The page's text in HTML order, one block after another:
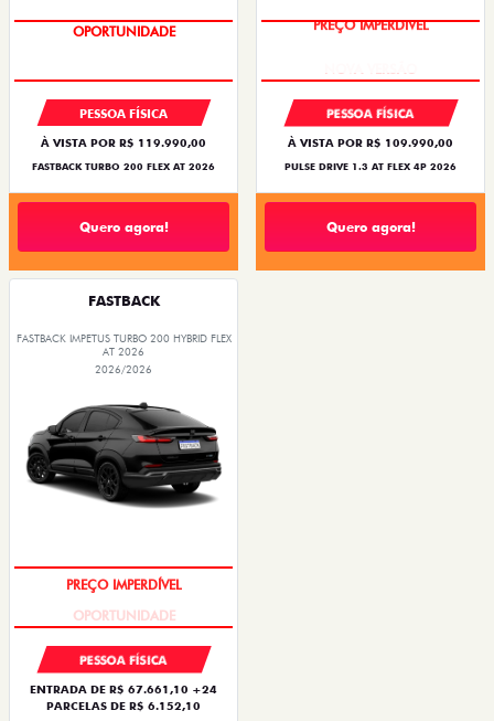
OPORTUNIDADE
PESSOA FÍSICA
À VISTA POR R$ 119.990,00
FASTBACK TURBO 200 FLEX AT 2026
Quero agora!
PREÇO IMPERDÍVEL
PESSOA FÍSICA
À VISTA POR R$ 109.990,00
PULSE DRIVE 1.3 AT FLEX 4P 2026
Quero agora!
FASTBACK
FASTBACK IMPETUS TURBO 200 HYBRID FLEX
AT 2026
2026/2026
PREÇO IMPERDÍVEL
PESSOA FÍSICA
ENTRADA DE R$ 67.661,10 +24
PARCELAS DE R$ 6.152,10